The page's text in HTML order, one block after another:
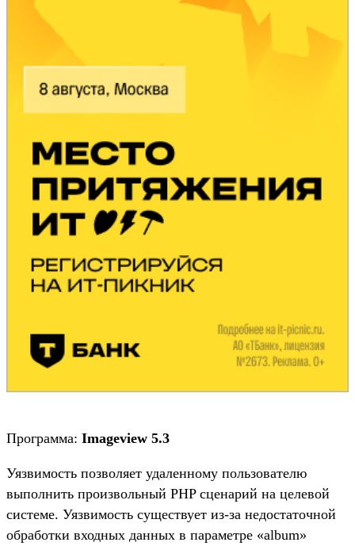
Программа: Imageview 5.3
Уязвимость позволяет удаленному пользователю
выполнить произвольный PHP сценарий на целевой
системе. Уязвимость существует из-за недостаточной
обработки входных данных в параметре «album»